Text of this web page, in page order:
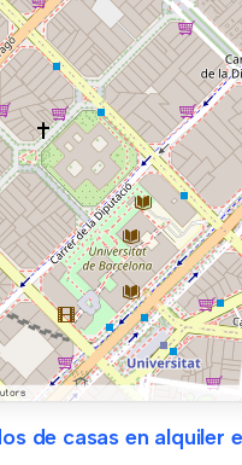
de casas en alquiler